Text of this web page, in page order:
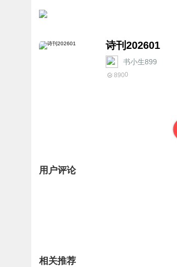
诗刊202601
书小生899
8900
用户评论
相关推荐